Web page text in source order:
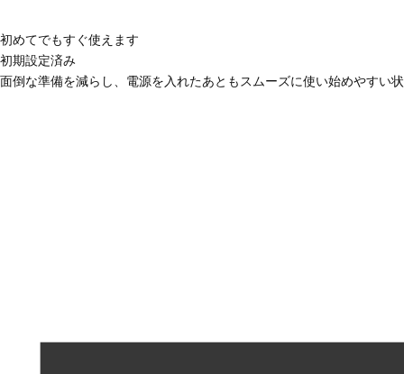
初めてでもすぐ使えます
初期設定済み
面倒な準備を減らし、電源を入れたあともスムーズに使い始めやすい